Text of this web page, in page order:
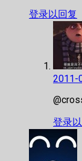
登录以回复
2011-
登录